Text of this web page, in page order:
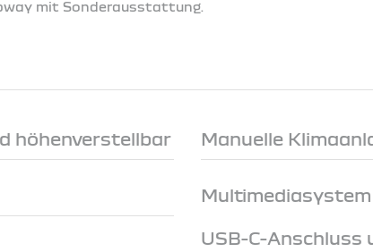
mit Sonderausstattung.
höhenverstellbar Manuelle
Multimediasystem
USB-C-Anschluss